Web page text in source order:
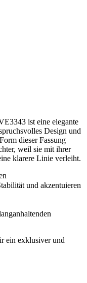
ist eine elegante
Design und
dieser Fassung
weil sie mit ihrer
klarere Linie verleiht.
und akzentuieren
ein exklusiver und